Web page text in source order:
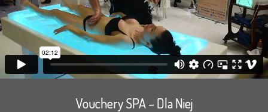
Vouchery SPA – Dla Niej